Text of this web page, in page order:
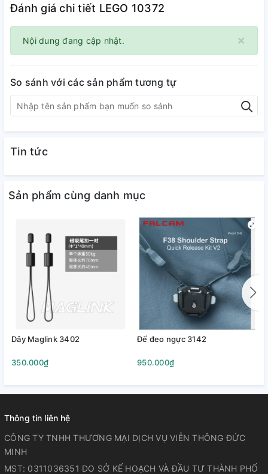
Đánh giá chi tiết LEGO 10372
×
Nội dung đang cập nhật.
So sánh với các sản phẩm tương tự
Tin tức
Sản phẩm cùng danh mục
Dây Maglink 3402
350.000₫
Đế đeo ngực 3142
950.000₫
Thông tin liên hệ
CÔNG TY TNHH THƯƠNG MẠI DỊCH VỤ VIỄN THÔNG ĐỨC
MINH
MST: 0311036351 DO SỞ KẾ HOẠCH VÀ ĐẦU TƯ THÀNH PHỐ